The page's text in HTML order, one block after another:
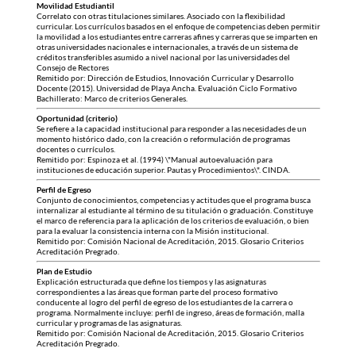
Movilidad Estudiantil
Correlato con otras titulaciones similares. Asociado con la flexibilidad
curricular. Los currículos basados en el enfoque de competencias deben permitir
la movilidad a los estudiantes entre carreras afines y carreras que se imparten en
otras universidades nacionales e internacionales, a través de un sistema de
créditos transferibles asumido a nivel nacional por las universidades del
Consejo de Rectores
Remitido por: Dirección de Estudios, Innovación Curricular y Desarrollo
Docente (2015). Universidad de Playa Ancha. Evaluación Ciclo Formativo
Bachillerato: Marco de criterios Generales.
Oportunidad (criterio)
Se refiere a la capacidad institucional para responder a las necesidades de un
momento histórico dado, con la creación o reformulación de programas
docentes o currículos.
Remitido por: Espinoza et al. (1994) \"Manual autoevaluación para
instituciones de educación superior. Pautas y Procedimientos\". CINDA.
Perfil de Egreso
Conjunto de conocimientos, competencias y actitudes que el programa busca
internalizar al estudiante al término de su titulación o graduación. Constituye
el marco de referencia para la aplicación de los criterios de evaluación, o bien
para la evaluar la consistencia interna con la Misión institucional.
Remitido por: Comisión Nacional de Acreditación, 2015. Glosario Criterios
Acreditación Pregrado.
Plan de Estudio
Explicación estructurada que define los tiempos y las asignaturas
correspondientes a las áreas que forman parte del proceso formativo
conducente al logro del perfil de egreso de los estudiantes de la carrera o
programa. Normalmente incluye: perfil de ingreso, áreas de formación, malla
curricular y programas de las asignaturas.
Remitido por: Comisión Nacional de Acreditación, 2015. Glosario Criterios
Acreditación Pregrado.